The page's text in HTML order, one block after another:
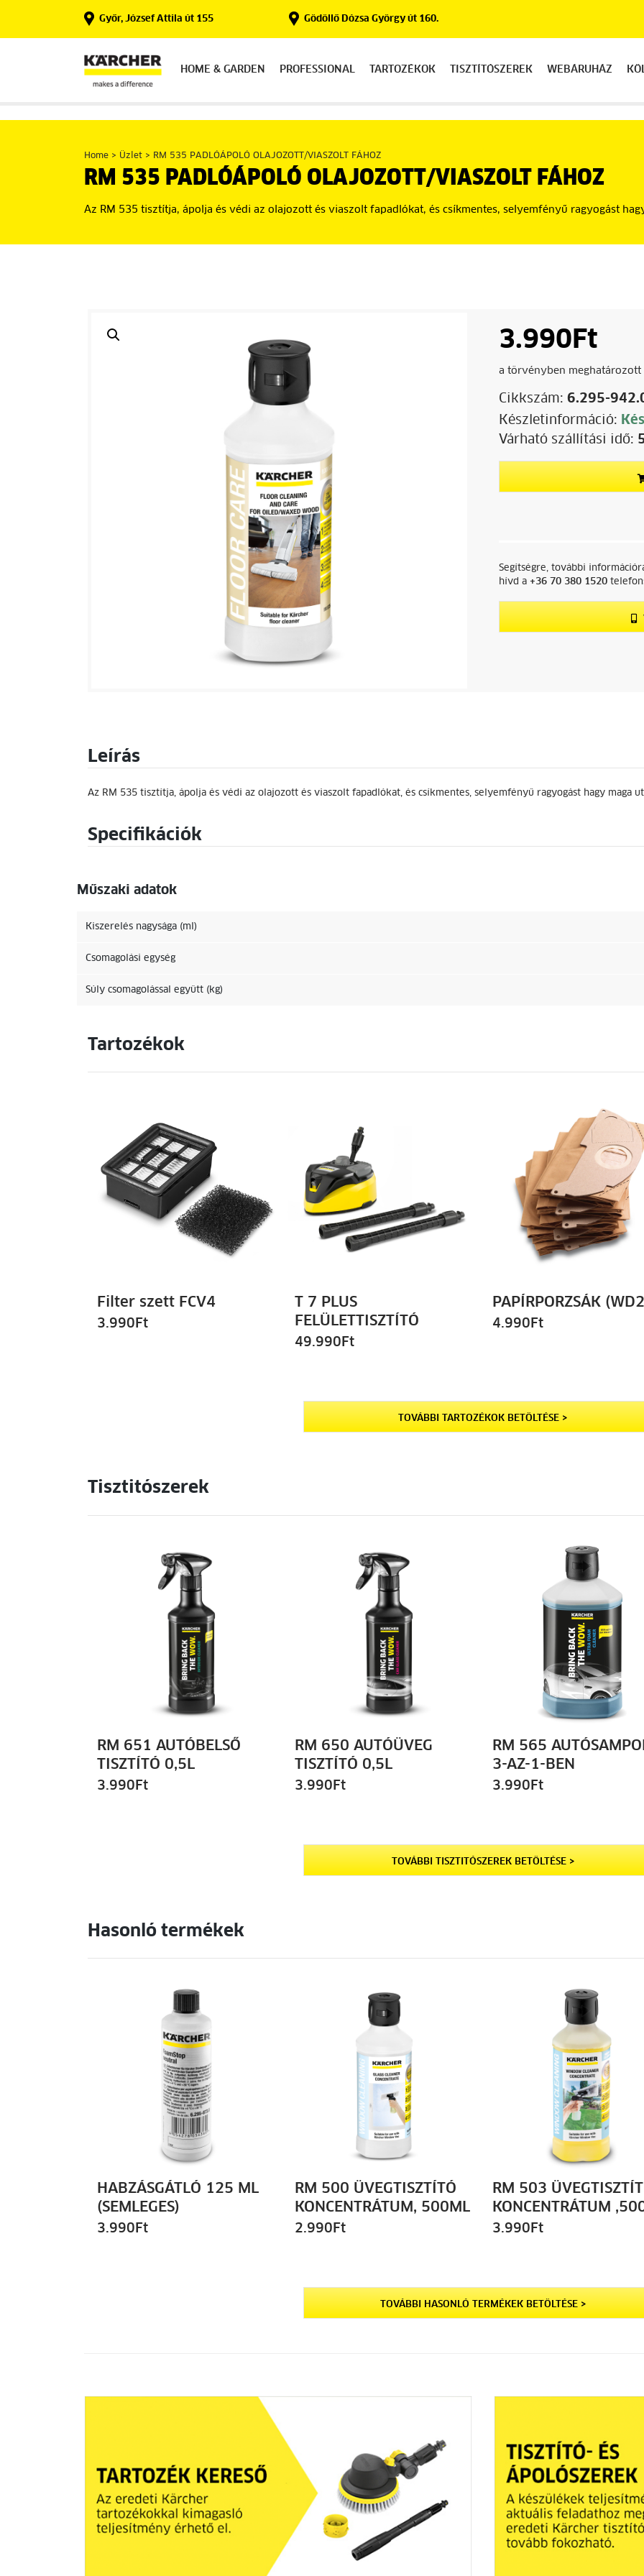
Győr, József Attila út 155 Gödöllő Dózsa György út 160.
HOME & GARDEN PROFESSIONAL TARTOZÉKOK TISZTÍTÓSZEREK WEBÁRUHÁZ
Home > Üzlet > RM 535 PADLÓÁPOLÓ OLAJOZOTT/VIASZOLT FÁHOZ
RM 535 PADLÓÁPOLÓ OLAJOZOTT/VIASZOLT FÁHOZ
Az RM 535 tisztítja, ápolja és védi az olajozott és viaszolt fapadlókat, és csíkmentes, selyemfényű ragyogást
3.990 Ft
a törvényben meghatározott
Cikkszám: 6.295-
Készletinformáció:
Várható szállítási idő:
Segítségre, további
hívd a +36 70 380 1520
Leírás
Az RM 535 tisztítja, ápolja és védi az olajozott és viaszolt fapadlókat, és csíkmentes, selyemfényű ragyogást hagy maga
Specifikációk
Műszaki adatok
Kiszerelés nagysága (ml)
Csomagolási egység
Súly csomagolással együtt (kg)
Tartozékok
Filter szett FCV4
3.990 Ft
T 7 PLUS
FELÜLETTISZTÍTÓ
49.990 Ft
PAPÍRPORZSÁK
4.990 Ft
TOVÁBBI TARTOZÉKOK BETÖLTÉSE >
Tisztitószerek
RM 651 AUTÓBELSŐ
TISZTÍTÓ 0,5L
3.990 Ft
RM 650 AUTÓÜVEG
TISZTÍTÓ 0,5L
3.990 Ft
RM 565
3-AZ-1-BEN
3.990 Ft
TOVÁBBI TISZTITÓSZEREK BETÖLTÉSE >
Hasonló termékek
HABZÁSGÁTLÓ 125 ML
(SEMLEGES)
3.990 Ft
RM 500 ÜVEGTISZTÍTÓ
KONCENTRÁTUM, 500ML
2.990 Ft
RM 503
KONCENTRÁTUM
3.990 Ft
TOVÁBBI HASONLÓ TERMÉKEK BETÖLTÉSE >